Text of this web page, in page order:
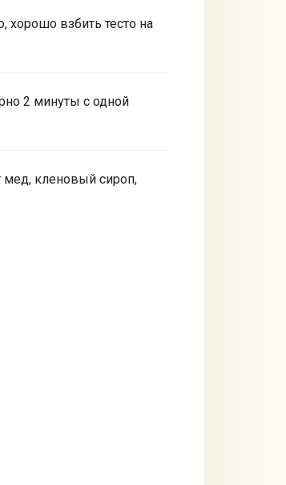
хорошо взбить тесто на
2 минуты с одной
кленовый сироп,